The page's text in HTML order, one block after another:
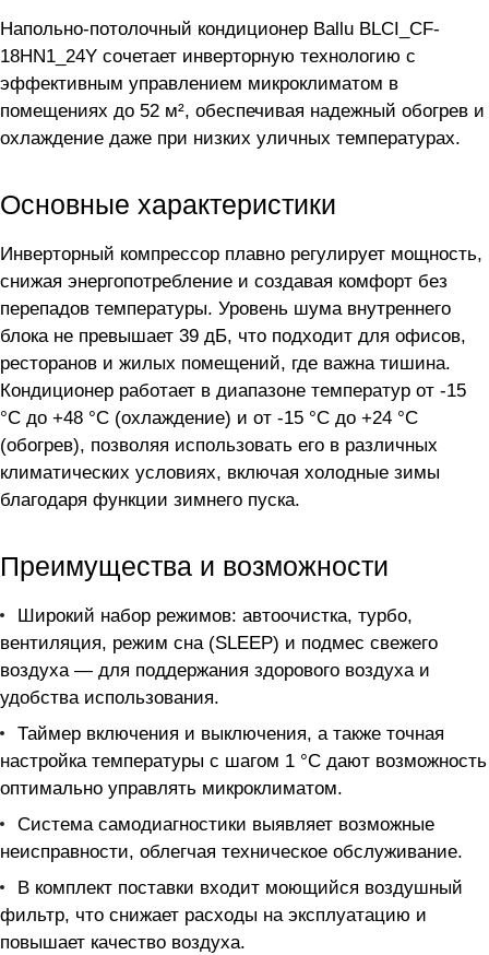
Напольно-потолочный кондиционер Ballu BLCI_CF-
18HN1_24Y сочетает инверторную технологию с
эффективным управлением микроклиматом в
помещениях до 52 м², обеспечивая надежный обогрев и
охлаждение даже при низких уличных температурах.
Основные характеристики
Инверторный компрессор плавно регулирует мощность,
снижая энергопотребление и создавая комфорт без
перепадов температуры. Уровень шума внутреннего
блока не превышает 39 дБ, что подходит для офисов,
ресторанов и жилых помещений, где важна тишина.
Кондиционер работает в диапазоне температур от -15
°C до +48 °C (охлаждение) и от -15 °C до +24 °C
(обогрев), позволяя использовать его в различных
климатических условиях, включая холодные зимы
благодаря функции зимнего пуска.
Преимущества и возможности
Широкий набор режимов: автоочистка, турбо,
вентиляция, режим сна (SLEEP) и подмес свежего
воздуха — для поддержания здорового воздуха и
удобства использования.
Таймер включения и выключения, а также точная
настройка температуры с шагом 1 °C дают возможность
оптимально управлять микроклиматом.
Система самодиагностики выявляет возможные
неисправности, облегчая техническое обслуживание.
В комплект поставки входит моющийся воздушный
фильтр, что снижает расходы на эксплуатацию и
повышает качество воздуха.